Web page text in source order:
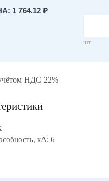
1 764.12 ₽
шт
НДС 22%
кА: 6